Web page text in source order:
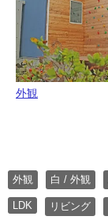
外観
外観 白 / 外観
LDK リビング